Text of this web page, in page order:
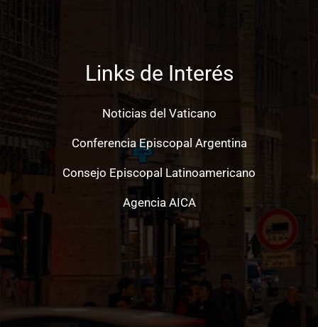
Links de Interés
Noticias del Vaticano
Conferencia Episcopal Argentina
Consejo Episcopal Latinoamericano
Agencia AICA